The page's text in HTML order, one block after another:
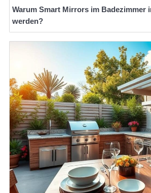
Warum Smart Mirrors im Badezimmer
werden?